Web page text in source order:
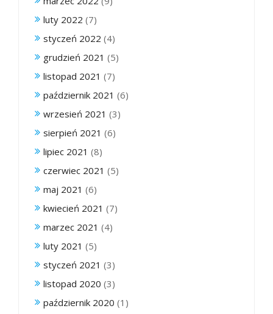
luty 2022 (7)
styczeń 2022 (4)
grudzień 2021 (5)
listopad 2021 (7)
październik 2021 (6)
wrzesień 2021 (3)
sierpień 2021 (6)
lipiec 2021 (8)
czerwiec 2021 (5)
maj 2021 (6)
kwiecień 2021 (7)
marzec 2021 (4)
luty 2021 (5)
styczeń 2021 (3)
listopad 2020 (3)
październik 2020 (1)